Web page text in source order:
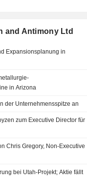
and Antimony Ltd
Expansionsplanung in
in Arizona
der Unternehmensspitze an
zum Executive Director für
Chris Gregory, Non-Executive
bei Utah-Projekt; Aktie fällt